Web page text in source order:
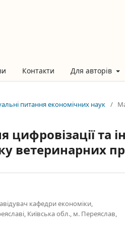
Контакти Для авторів
питання економічних наук /
та
ветеринарних
кафедри економіки,
Київська обл., м. Переяслав,